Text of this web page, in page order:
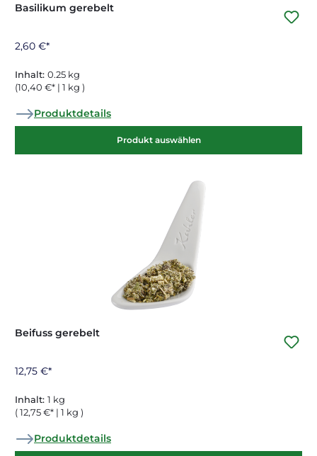
Basilikum gerebelt
2,60 €*
Inhalt: 0.25 kg
(10,40 €* | 1 kg )
Produktdetails
Produkt auswählen
Beifuss gerebelt
12,75 €*
Inhalt: 1 kg
( 12,75 €* | 1 kg )
Produktdetails